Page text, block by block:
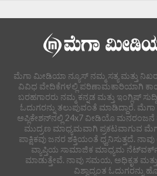
ಮೆಗಾ ಮೀಡಿಯಾ ನ್ಯೂಸ್ ನಮ್ಮ ಸತ್ಯ ಮತ್ತು
ವಿವಿಧ ವೇದಿಕೆಗಳಲ್ಲಿ ಪರಿಣಾಮಕಾರಿಯಾಗಿ
ಬರಹಗಾರರು ನಮ್ಮ ಕನ್ನಡ ಮತ್ತು ಇಂಗ್ಲಿಷ್
ಓದುಗರನ್ನು ತಲುಪುವಂತೆ ಮಾಡಿದ್ದಾರೆ.
ಅಪ್ಲಿಕೇಶನ್‌ನಲ್ಲಿ 24x7 ವೀಡಿಯೊ ಮನರಂಜನೆ
ಮುದ್ರಣ ಮಾಧ್ಯಮವಾಗಿ ಪ್ರಕಟವಾಗುವ
ಪಾಕ್ಷಿಕವು ಜನರ ಶಕ್ತಿಯಂತೆ ಧ್ವನಿಸುತ್ತದೆ.
ವ್ಯಾಪ್ತಿಯ ಸಾಮಾಜಿಕ ಮಾಧ್ಯಮ
ಮಾಡುತ್ತೇವೆ. ನಾವು ಸಮಯ, ಅಧಿಕೃತ ಮತ್ತು
ವಿಶ್ವಾದ್ಯಂತ ಓದುಗರನ್ನು